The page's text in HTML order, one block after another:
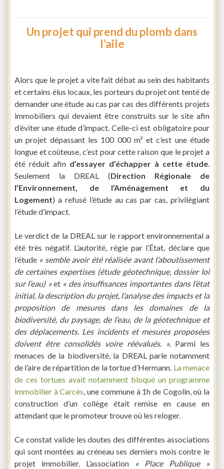
Un projet qui prend du plomb dans
l’aile
Alors que le projet a vite fait débat au sein des habitants
et certains élus locaux, les porteurs du projet ont tenté de
demander une étude au cas par cas des différents projets
immobiliers qui devaient être construits sur le site afin
d’éviter une étude d’impact. Celle-ci est obligatoire pour
un projet dépassant les 100 000 m² et c’est une étude
longue et coûteuse, c’est pour cette raison que le projet a
été réduit afin d’essayer d’échapper à cette étude.
Seulement la DREAL (Direction Régionale de
l’Environnement, de l’Aménagement et du
Logement) a refusé l’étude au cas par cas, privilégiant
l’étude d’impact.
Le verdict de la DREAL sur le rapport environnemental a
été très négatif. L’autorité, régie par l’État, déclare que
l’étude « semble avoir été réalisée avant l’aboutissement
de certaines expertises (étude géotechnique, dossier loi
sur l’eau) »et « des insuffisances importantes dans l’état
initial, la description du projet, l’analyse des impacts et la
proposition de mesures dans les domaines de la
biodiversité, du paysage, de l’eau, de la géotechnique et
des déplacements. Les incidents et mesures proposées
doivent être consolidés voire réévalués. ». Parmi les
menaces de la biodiversité, la DREAL parle notamment
de l’aire de répartition de la tortue d’Hermann. La menace
de ces tortues avait notamment bloqué un programme
immobilier à Carcès, une commune à 1h de Cogolin, où la
construction d’un collège était remise en cause en
attendant que le promoteur trouve où les reloger.
Ce constat valide les doutes des différentes associations
qui sont montées au créneau ses derniers mois contre le
projet immobilier. L’association
« Place Publique »